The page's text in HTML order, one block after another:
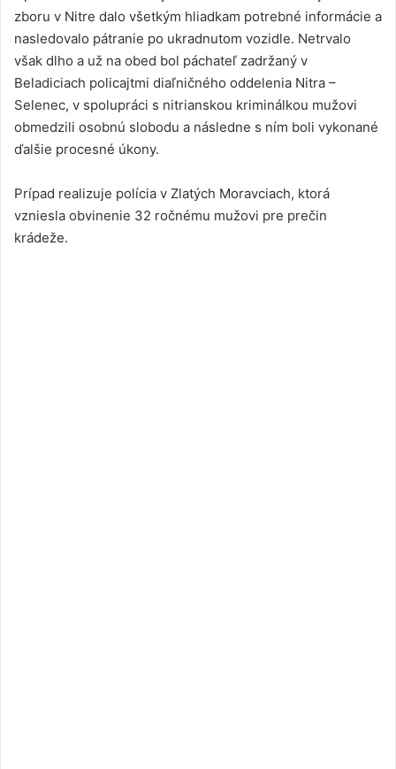
zboru v Nitre dalo všetkým hliadkam potrebné informácie a
nasledovalo pátranie po ukradnutom vozidle. Netrvalo
však dlho a už na obed bol páchateľ zadržaný v
Beladiciach policajtmi diaľničného oddelenia Nitra –
Selenec, v spolupráci s nitrianskou kriminálkou mužovi
obmedzili osobnú slobodu a následne s ním boli vykonané
ďalšie procesné úkony.
Prípad realizuje polícia v Zlatých Moravciach, ktorá
vzniesla obvinenie 32 ročnému mužovi pre prečin
krádeže.